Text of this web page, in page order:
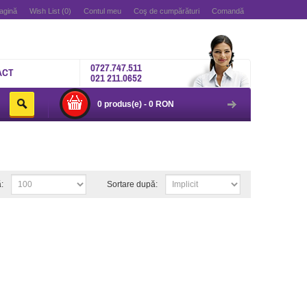
Wish List (0) Contul meu Coş de cumpărături Comandă
0727.747.511
021 211.0652
0 produs(e) - 0 RON
Sortare după: